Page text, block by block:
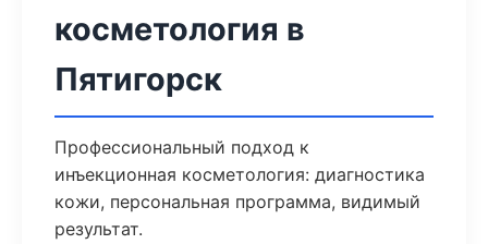
косметология в
Пятигорск
Профессиональный подход к
инъекционная косметология: диагностика
кожи, персональная программа, видимый
результат.